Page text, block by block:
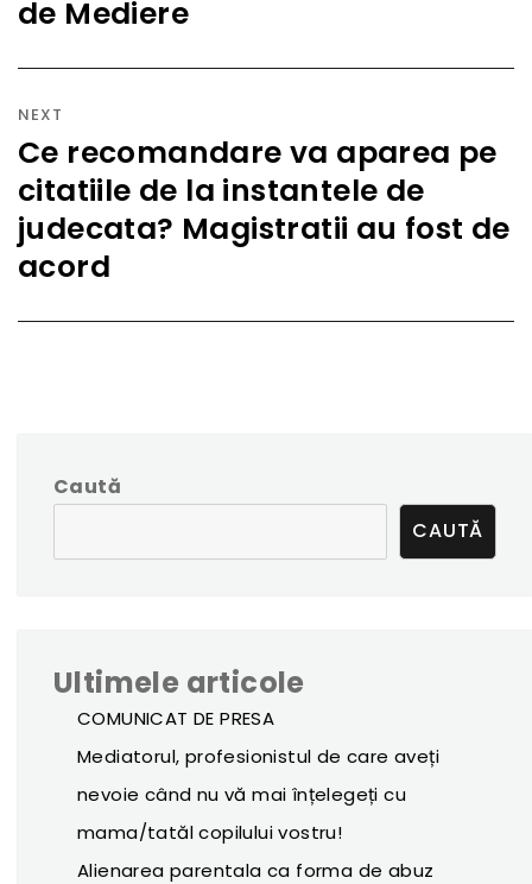
post:
de Mediere
NEXT
Next
post:
Ce recomandare va aparea pe
citatiile de la instantele de
judecata? Magistratii au fost de
acord
Caută
CAUTĂ
Ultimele articole
COMUNICAT DE PRESA
Mediatorul, profesionistul de care aveți
nevoie când nu vă mai înțelegeți cu
mama/tatăl copilului vostru!
Alienarea parentala ca forma de abuz